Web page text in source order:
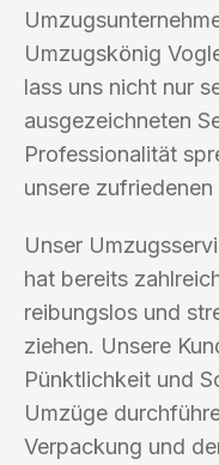
Umzugskönig
lass uns nicht nur
ausgezeichneten
Professionalität
unsere
Unser
hat bereits
reibungslos und
ziehen. Unsere
Pünktlichkeit und
Umzüge
Verpackung und